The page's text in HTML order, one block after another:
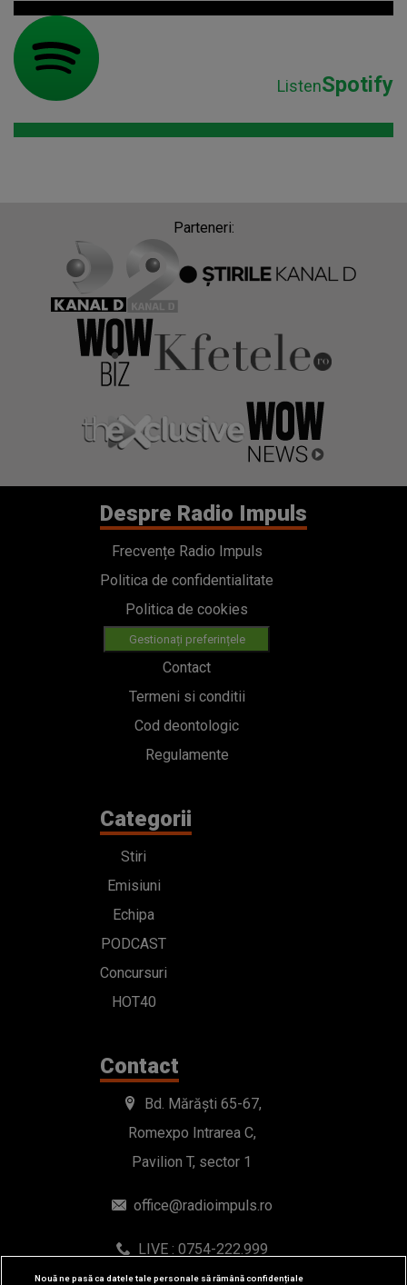
ListenSpotify
Parteneri:
Despre Radio Impuls
Frecvențe Radio Impuls
Politica de confidentialitate
Politica de cookies
Gestionați preferințele
Contact
Termeni si conditii
Cod deontologic
Regulamente
Categorii
Stiri
Emisiuni
Echipa
PODCAST
Concursuri
HOT40
Contact
Bd. Mărăști 65-67,
Romexpo Intrarea C,
Pavilion T, sector 1
office@radioimpuls.ro
LIVE : 0754-222.999
WhatsApp: 0754-222.999
Nouă ne pasă ca datele tale personale să rămână confidențiale